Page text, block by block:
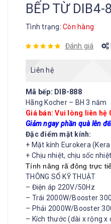
BẾP TỪ DIB4-
Tình trạng: Còn hàng
Đánh giá
Liên hệ
Mã bếp: DIB-888
Hãng Kocher – BH 3 năm
Giá bán: Vui lòng liên hệ
Giảm ngay phần quà lên
Đặc điểm mặt kính:
+ Mặt kính Eurokera
+ Chịu nhiệt, chịu sốc
Tính năng rã đông trực
THÔNG SỐ KỸ THUẬT
– Điện áp 220V/50Hz
– Trái 2000W/Booster
– Phải 2000W/Booster
– Kích thước (dài x rộng